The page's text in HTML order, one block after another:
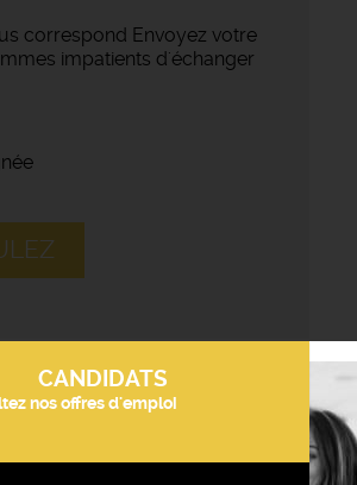
correspond Envoyez votre
impatients d'échanger
CANDIDATS
nos offres d'emploi